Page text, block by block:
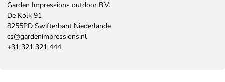
Garden Impressions outdoor B.V.
De Kolk 91
8255PD Swifterbant Niederlande
cs@gardenimpressions.nl
+31 321 321 444